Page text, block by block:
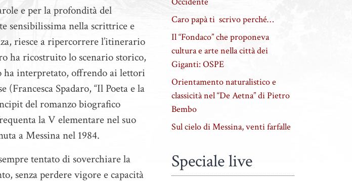
e per la profondità del
sensibilissima nella scrittrice e
riesce a ripercorrere l’itinerario
ha ricostruito lo scenario storico,
ha interpretato, offrendo ai lettori
Spadaro, “Il Poeta e la
del romanzo biografico
la V elementare nel suo
a Messina nel 1984.
tentato di soverchiare la
senza perdere vigore e capacità
Caro papà ti scrivo perché…
Il “Fondaco” che proponeva
cultura e arte nella città dei
Giganti: OSPE
Orientamento naturalistico e
classicità nel “De Aetna” di Pietro
Bembo
Sul cielo di Messina, venti farfalle
Speciale live